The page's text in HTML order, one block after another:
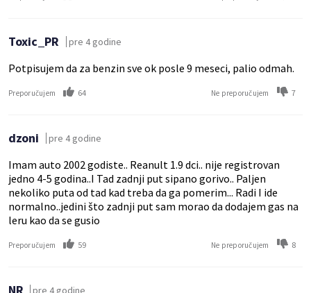
Toxic_PR pre 4 godine
Potpisujem da za benzin sve ok posle 9 meseci, palio odmah.
Preporučujem 64 Ne preporučujem 7
dzoni pre 4 godine
Imam auto 2002 godiste.. Reanult 1.9 dci.. nije registrovan
jedno 4-5 godina..I Tad zadnji put sipano gorivo.. Paljen
nekoliko puta od tad kad treba da ga pomerim... Radi I ide
normalno..jedini što zadnji put sam morao da dodajem gas na
leru kao da se gusio
Preporučujem 59 Ne preporučujem 8
pre 4 godine